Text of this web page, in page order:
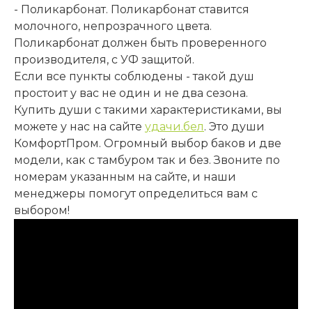
- Поликарбонат. Поликарбонат ставится
молочного, непрозрачного цвета.
Поликарбонат должен быть проверенного
производителя, с УФ защитой.
Если все пункты соблюдены - такой душ
простоит у вас не один и не два сезона.
Купить души с такими характеристиками, вы
можете у нас на сайте удачи.бел. Это души
КомфортПром. Огромный выбор баков и две
модели, как с тамбуром так и без. Звоните по
номерам указанным на сайте, и наши
менеджеры помогут определиться вам с
выбором!